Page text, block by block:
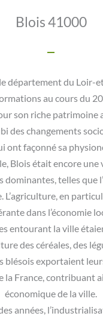
Blois 41000
département du Loir-
au cours du
son riche patrimoine
des changements
ont façonné sa
Blois était encore une
telles que
L’agriculture, en
dans l’économie
entourant la ville
des céréales, des
blésois exportaient
la France, contribuant
économique de la ville.
années,